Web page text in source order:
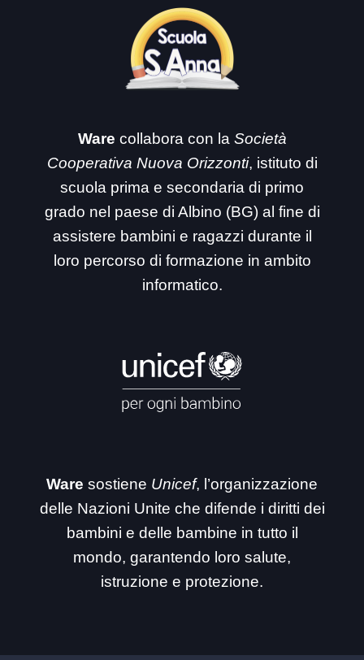
Ware collabora con la Società
Cooperativa Nuova Orizzonti, istituto di
scuola prima e secondaria di primo
grado nel paese di Albino (BG) al fine di
assistere bambini e ragazzi durante il
loro percorso di formazione in ambito
informatico.
Ware sostiene Unicef, l’organizzazione
delle Nazioni Unite che difende i diritti dei
bambini e delle bambine in tutto il
mondo, garantendo loro salute,
istruzione e protezione.